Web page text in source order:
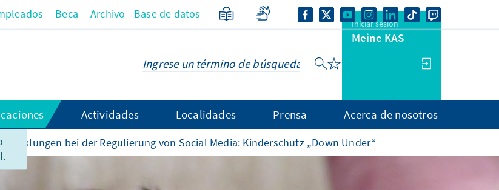
Beca Archivo - Base de datos
Iniciar sesión
Meine KAS
Actividades Localidades Prensa Acerca de nosotros
bei der Regulierung von Social Media: Kinderschutz „Down Under“